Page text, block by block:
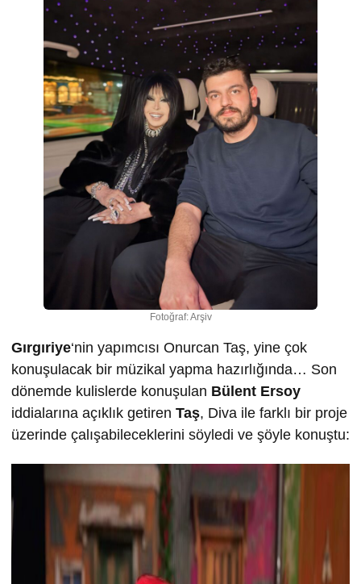
Fotoğraf: Arşiv
Gırgıriye‘nin yapımcısı Onurcan Taş, yine çok
konuşulacak bir müzikal yapma hazırlığında… Son
dönemde kulislerde konuşulan Bülent Ersoy
iddialarına açıklık getiren Taş, Diva ile farklı bir proje
üzerinde çalışabileceklerini söyledi ve şöyle konuştu: